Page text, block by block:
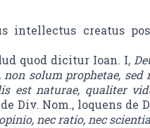
intellectus creatus
quod dicitur Ioan. I,
non solum prophetae, sed
est naturae, qualiter
Div. Nom., loquens de
nec ratio, nec scientia